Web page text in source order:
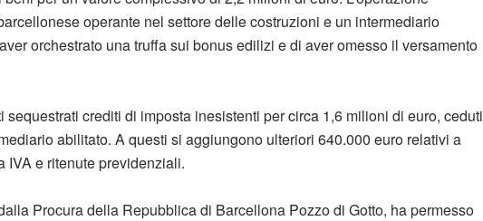
operante nel settore delle costruzioni e un intermediario
orchestrato una truffa sui bonus edilizi e di aver omesso il versamento
sequestrati crediti di imposta inesistenti per circa 1,6 milioni di euro, ceduti
abilitato. A questi si aggiungono ulteriori 640.000 euro relativi a
IVA e ritenute previdenziali.
Procura della Repubblica di Barcellona Pozzo di Gotto, ha permesso